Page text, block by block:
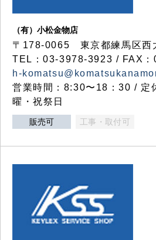
（有）小松金物店
〒178-0065 東京都練馬区西
TEL：03-3978-3923 / FAX
h-
営業時間：8:30〜18：30 / 定
曜・祝祭日
販売可 工事・取付可